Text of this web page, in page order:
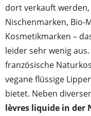
dort verkauft
Nischenmarken, Bio-
Kosmetikmarken –
leider sehr wenig
französische
vegane flüssige
bietet. Neben
lèvres liquide in der